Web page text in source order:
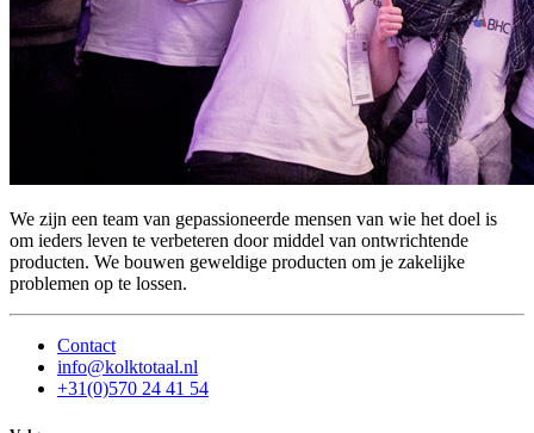
We zijn een team van gepassioneerde mensen van wie het doel is
om ieders leven te verbeteren door middel van ontwrichtende
producten. We bouwen geweldige producten om je zakelijke
problemen op te lossen.
Contact
info@kolktotaal.nl
+31(0)570 24 41 54